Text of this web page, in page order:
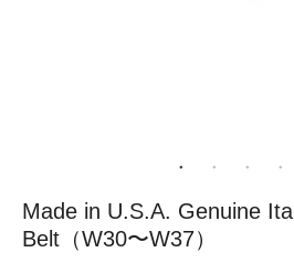
Made in U.S.A. Genuine
Belt（W30〜W37）